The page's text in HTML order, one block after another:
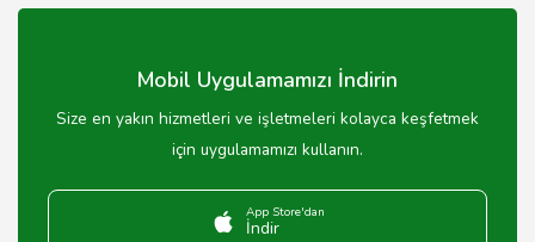
alanları ve aktiviteler bulunmaktadır.
Mobil Uygulamamızı İndirin
Size en yakın hizmetleri ve işletmeleri kolayca keşfetmek
için uygulamamızı kullanın.
App Store'dan
İndir